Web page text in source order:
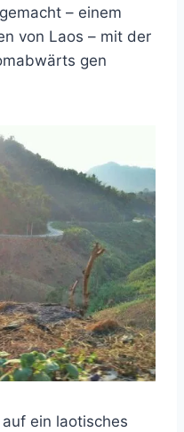
gemacht – einem
von Laos – mit der
gen
ein laotisches